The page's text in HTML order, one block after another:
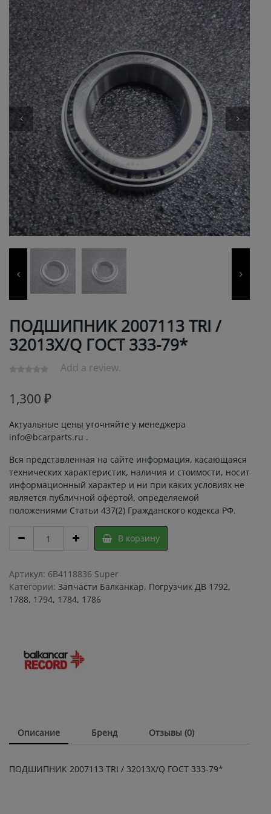
ПОДШИПНИК 2007113 TRI /
32013X/Q ГОСТ 333-79*
Add a review.
1,300 ₽
Актуальные цены уточняйте у менеджера
info@bcarparts.ru .
Вся представленная на сайте информация, касающаяся
технических характеристик, наличия и стоимости, носит
информационный характер и ни при каких условиях не
является публичной офертой, определяемой
положениями Статьи 437(2) Гражданского кодекса РФ.
ПОДШИПНИК
2007113
/
32013X/Q
ГОСТ
В корзину
Артикул: 6B4118836 Super
Категории: Запчасти Балканкар, Погрузчик ДВ 1792,
1788, 1794, 1784, 1786
Описание Бренд Отзывы (0)
ПОДШИПНИК 2007113 TRI / 32013X/Q ГОСТ 333-79*